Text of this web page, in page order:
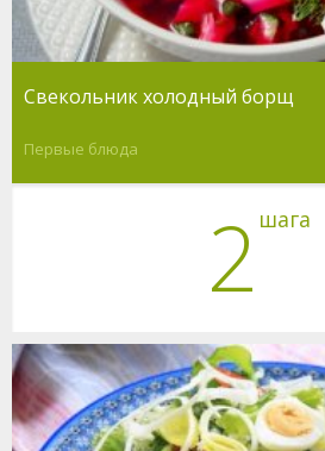
Свекольник холодный борщ
Первые блюда
2 шага